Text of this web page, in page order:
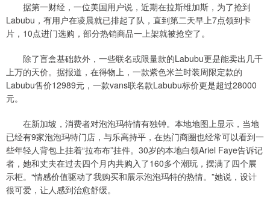
据第一财经，一位美国用户说，近期在拉斯维加斯，为了抢到
Labubu，有用户在凌晨就已排起了队，直到第二天早上7点领到卡
片，10点进门选购，部分热销商品一上架就被抢空了。
除了盲盒基础款外，一些联名或限量款的Labubu更是能卖出几千
上万的天价。据报道，在得物上，一款紫色米兰时装周限定款的
Labubu售价12989元，一款vans联名款Labubu标价更是超过28000
元。
在新加坡，消费者对泡泡玛特情有独钟。本地地图上显示，当地
已经有9家泡泡玛特门店，与乐高持平，在热门商圈也经常可以看到一
些年轻人背包上挂着“拉布布”挂件。30岁的本地白领Ariel Faye告诉记
者，她和丈夫在过去四个月内共购入了160多个潮玩，摆满了四个展
示柜。“情感价值驱动了我购买和展示泡泡玛特的热情。”她说，设计
很可爱，让人感到治愈舒缓。